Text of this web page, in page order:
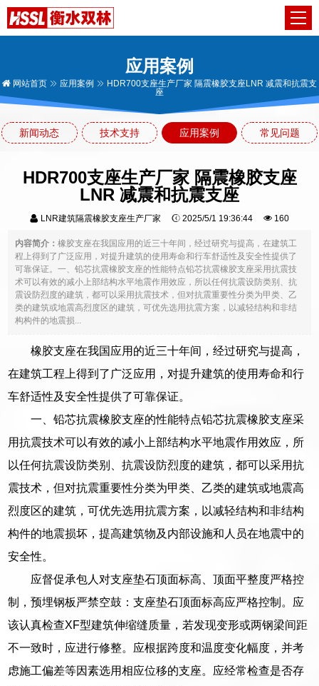
应用案例
网站首页 应用案例
HDR700支座生产厂家 隔震橡胶支座LNR 减震和抗震支
座
新闻动态 技术支持 应用案例 常见问题
HDR700支座生产厂家 隔震橡胶支座
LNR 减震和抗震支座
LNR建筑隔震橡胶支座生产厂家 2025/5/1 19:36:44 160
内容简介：橡胶支座在我国应用的近三十年间，经过研究与提高，在建筑工
程上得到了广泛应用，对提升建筑的使用寿命和行车舒适性及安全性提供了
可靠保证。一、铅芯抗震橡胶支座的性能特点铅芯抗震橡胶支座采用抗震技
术可以有效的减小上部结构水平地震作用效应，所以任何抗震设防类别、抗
震设防烈度的建筑，都可以采用抗震技术，但对抗震重要性分类为甲类、乙
类的建筑或地震高烈度区的建筑，可优先选用抗震方案，以减轻结构和非结
构构件的地震损...
橡胶支座在我国应用的近三十年间，经过研究与提高，
在建筑工程上得到了广泛应用，对提升建筑的使用寿命和行
车舒适性及安全性提供了可靠保证。
一、铅芯抗震橡胶支座的性能特点铅芯抗震橡胶支座采
用抗震技术可以有效的减小上部结构水平地震作用效应，所
以任何抗震设防类别、抗震设防烈度的建筑，都可以采用抗
震技术，但对抗震重要性分类为甲类、乙类的建筑或地震高
烈度区的建筑，可优先选用抗震方案，以减轻结构和非结构
构件的地震损坏，提高建筑物及内部设施和人员在地震中的
安全性。
应督促承包人对支座垫石顶面标高、顶面平整度严格控
制，预埋钢板严禁空鼓：支座垫石顶面标高应严格控制。应
该认真检查XF型建筑伸缩缝质量，若发现变形或两钢梁间距
不一致时，应进行修整。应根据跨度和温度变化幅度，并考
虑施工偏差等因素选用相应位移的支座。应经常检查是否存